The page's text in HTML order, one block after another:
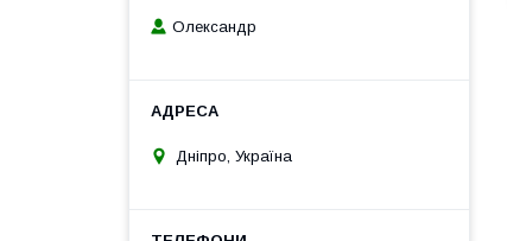
Олександр
Дніпро, Україна